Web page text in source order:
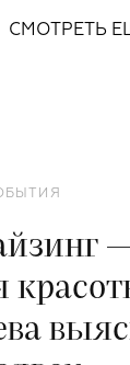
СМОТРЕТЬ